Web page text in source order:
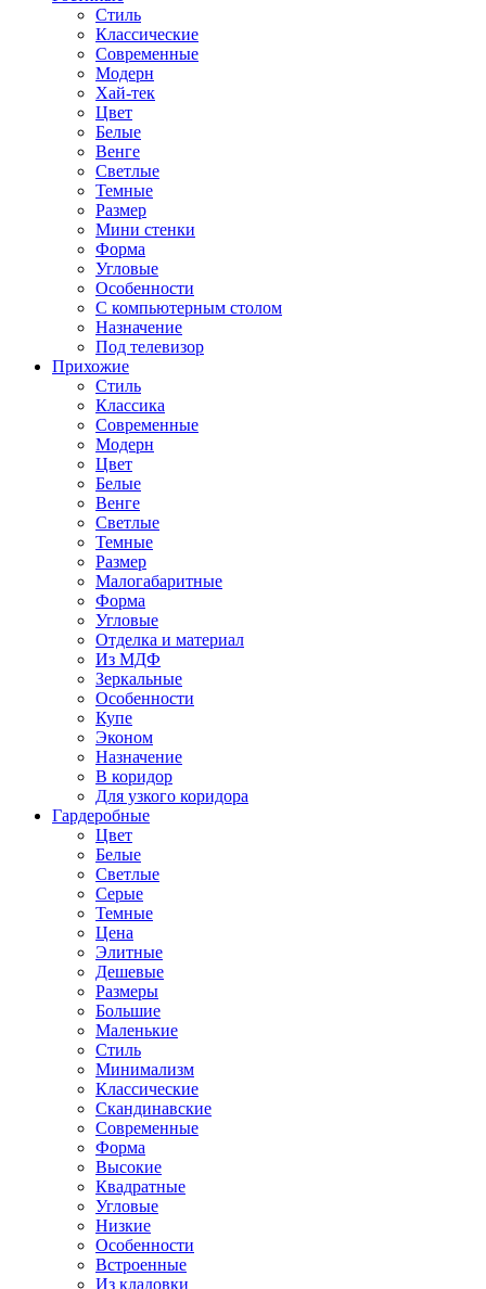
Стиль
Классические
Современные
Модерн
Хай-тек
Цвет
Белые
Венге
Светлые
Темные
Размер
Мини стенки
Форма
Угловые
Особенности
С компьютерным столом
Назначение
Под телевизор
Прихожие
Стиль
Классика
Современные
Модерн
Цвет
Белые
Венге
Светлые
Темные
Размер
Малогабаритные
Форма
Угловые
Отделка и материал
Из МДФ
Зеркальные
Особенности
Купе
Эконом
Назначение
В коридор
Для узкого коридора
Гардеробные
Цвет
Белые
Светлые
Серые
Темные
Цена
Элитные
Дешевые
Размеры
Большие
Маленькие
Стиль
Минимализм
Классические
Скандинавские
Современные
Форма
Высокие
Квадратные
Угловые
Низкие
Особенности
Встроенные
Из кладовки